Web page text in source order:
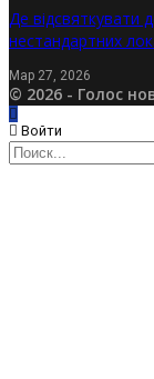
Де відсвяткувати
нестандартних
Мар 27, 2026
© 2026 - Голос
Войти